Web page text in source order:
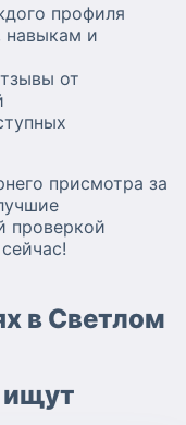
профиля
навыкам и
от
присмотра за
проверкой
в Светлом
ищут